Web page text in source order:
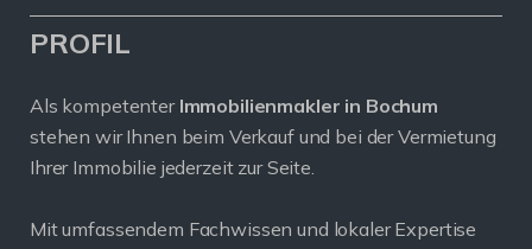
PROFIL
Als kompetenter Immobilienmakler in Bochum
stehen wir Ihnen beim Verkauf und bei der Vermietung
Ihrer Immobilie jederzeit zur Seite.
Mit umfassendem Fachwissen und lokaler Expertise